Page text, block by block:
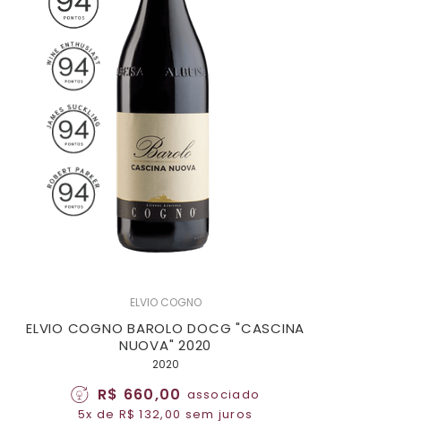
ELVIO COGNO
ELVIO COGNO BAROLO DOCG "CASCINA
NUOVA" 2020
2020
R$ 660,00 associado
5x de R$ 132,00 sem juros